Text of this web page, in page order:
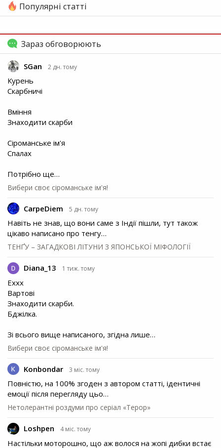
Популярні статті
Зараз обговорюють
SGan 2 дн. тому
Курень
Скарбничі
Вміння
Знаходити скарби
Сіроманське ім'я
Спалах
Потрібно ще…
Вибери своє сіроманське ім'я!
CarpeDiem 5 дн. тому
Навіть не знав, що вони саме з Індії пішли, тут також
цікаво написано про тенгу…
ТЕНҐУ – ЗАГАДКОВІ ЛІТУНИ З ЯПОНСЬКОЇ МІФОЛОГІЇ
Diana_13 1 тиж. тому
Еххх
Вартові
Знаходити скарби.
Бджілка.
Зі всього вище написаного, згідна лише…
Вибери своє сіроманське ім'я!
Konbondar 3 міс. тому
Повністю, на 100% згоден з автором статті, ідентичні
емоції після перегляду цьо…
Нетолерантні роздуми про серіал «Терор»
Loshpen 4 міс. тому
Настільки моторошно, що аж волося на жопі дибки встає